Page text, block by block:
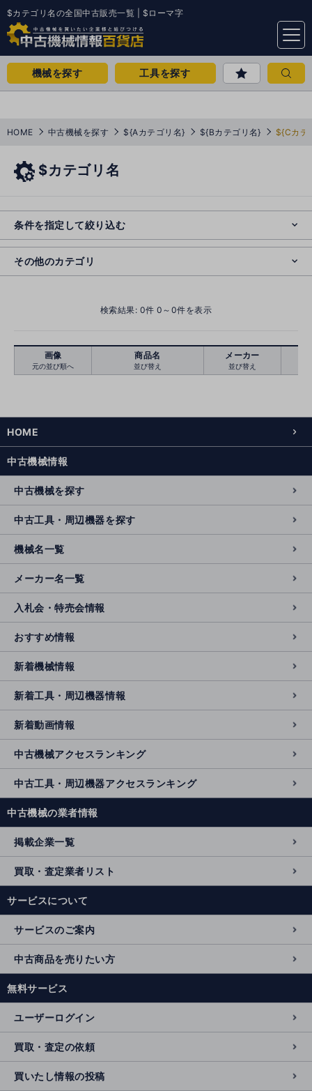
$カテゴリ名の全国中古販売一覧 | $ローマ字
menu
機械を探す 工具を探す
HOME 中古機械を探す ${Aカテゴリ名} ${Bカテゴリ名} ${Cカテ
$カテゴリ名
条件を指定して絞り込む
絞り込む クリア
その他のカテゴリ
o
s
e
検索結果: 0件 0～0件を表示
画像
元の並び順へ
商品名
並び替え
メーカー
並び替え
HOME
中古機械情報
中古機械を探す
中古工具・周辺機器を探す
機械名一覧
メーカー名一覧
入札会・特売会情報
おすすめ情報
新着機械情報
新着工具・周辺機器情報
新着動画情報
中古機械アクセスランキング
中古工具・周辺機器アクセスランキング
中古機械の業者情報
掲載企業一覧
買取・査定業者リスト
サービスについて
サービスのご案内
中古商品を売りたい方
無料サービス
ユーザーログイン
買取・査定の依頼
買いたし情報の投稿